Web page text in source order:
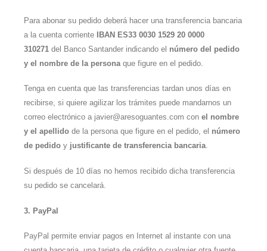
Para abonar su pedido deberá hacer una transferencia bancaria
a la cuenta corriente
IBAN ES33 0030 1529 20 0000
310271 del Banco Santander indicando el número del pedido
y el nombre de la persona que figure en el pedido.
Tenga en cuenta que las transferencias tardan unos días en
recibirse, si quiere agilizar los trámites puede mandarnos un
correo electrónico a javier@aresoguantes.com con el nombre
y el apellido de la persona que figure en el pedido, el número
de pedido y justificante de transferencia bancaria.
Si después de 10 días no hemos recibido dicha transferencia
su pedido se cancelará.
3. PayPal
PayPal permite enviar pagos en Internet al instante con una